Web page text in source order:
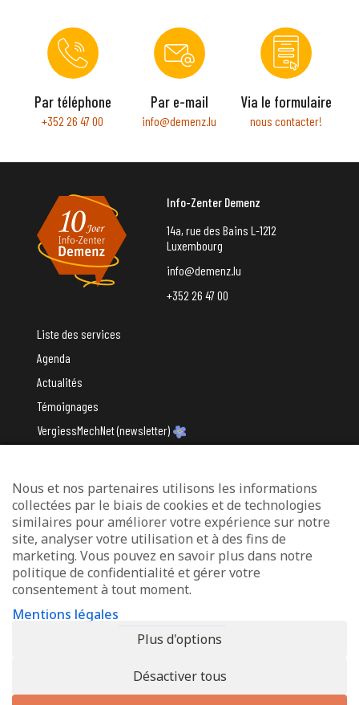
Par téléphone
+352 26 47 00
Par e-mail
info@demenz.lu
Via le formulaire
nous contacter!
Info-Zenter Demenz
14a, rue des Bains L-1212
Luxembourg
info@demenz.lu
+352 26 47 00
Liste des services
Agenda
Actualités
Témoignages
VergiessMechNet (newsletter)
Avec le soutien du
Mentions légales
Protection des données
Déclaration d’accessibilité
Nous et nos partenaires utilisons les informations
collectées par le biais de cookies et de technologies
similaires pour améliorer votre expérience sur notre
site, analyser votre utilisation et à des fins de
marketing. Vous pouvez en savoir plus dans notre
politique de confidentialité et gérer votre
consentement à tout moment.
Mentions légales
Plus d'options
Désactiver tous